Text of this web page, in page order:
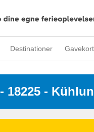
Destinationer Gavekort
- 18225 -